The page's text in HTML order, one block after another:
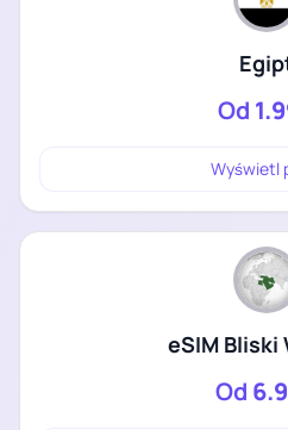
Od
Wyświetl
eSIM Bliski
Od